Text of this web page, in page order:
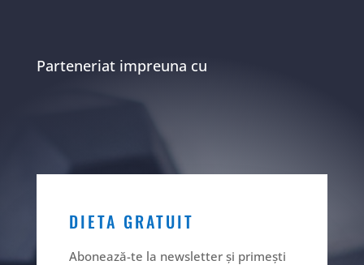
Parteneriat impreuna cu
DIETA GRATUIT
Abonează-te la newsletter și primești